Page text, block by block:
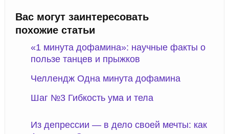
Вас могут заинтересовать
похожие статьи
«1 минута дофамина»: научные факты о
пользе танцев и прыжков
Челлендж Одна минута дофамина
Шаг №3 Гибкость ума и тела
Из депрессии — в дело своей мечты: как